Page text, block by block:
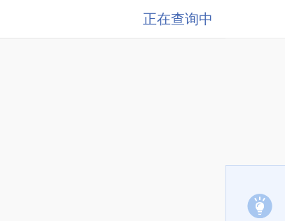
正在查询中